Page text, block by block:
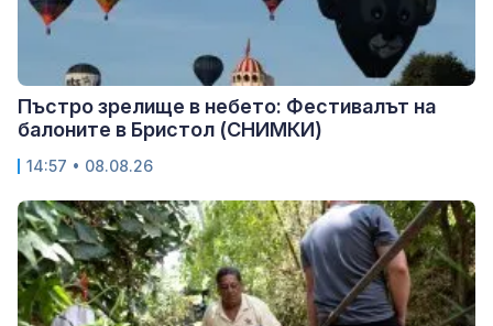
Пъстро зрелище в небето: Фестивалът на
балоните в Бристол (СНИМКИ)
14:57 • 08.08.26